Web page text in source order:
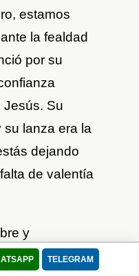
TELEGRAM
estamos
la fealdad
por su
Jesús. Su
su lanza era la
dejando
de valentía
y
recuerda que